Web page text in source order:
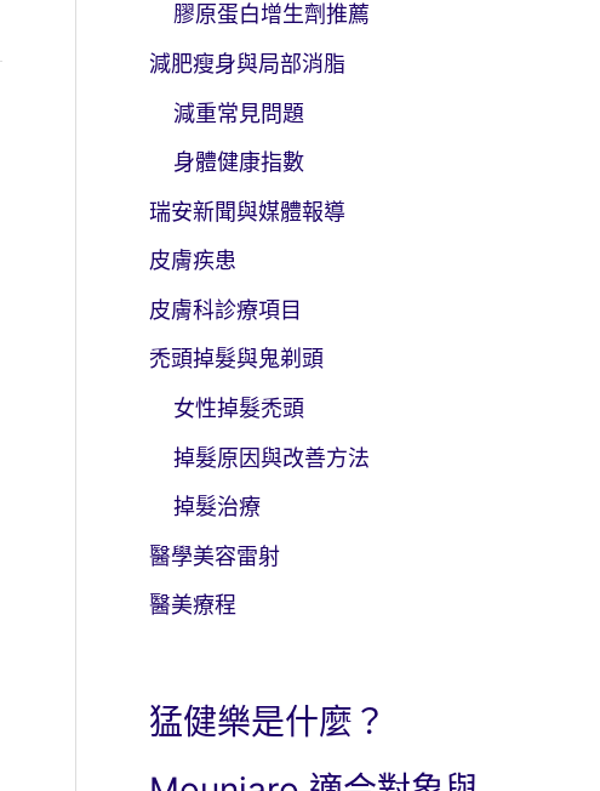
膠原蛋白增生劑推薦
減肥瘦身與局部消脂
減重常見問題
身體健康指數
瑞安新聞與媒體報導
皮膚疾患
皮膚科診療項目
禿頭掉髮與鬼剃頭
女性掉髮禿頭
掉髮原因與改善方法
掉髮治療
醫學美容雷射
醫美療程
猛健樂是什麼？